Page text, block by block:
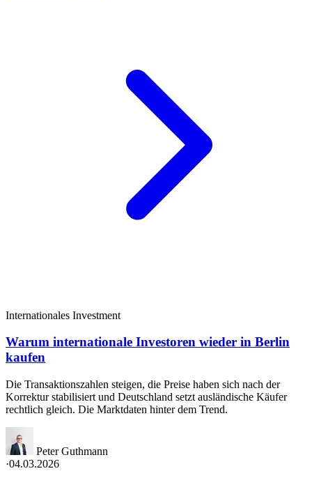
Internationales Investment
Warum internationale Investoren wieder in Berlin
kaufen
Die Transaktionszahlen steigen, die Preise haben sich nach der
Korrektur stabilisiert und Deutschland setzt ausländische Käufer
rechtlich gleich. Die Marktdaten hinter dem Trend.
Peter Guthmann
·04.03.2026